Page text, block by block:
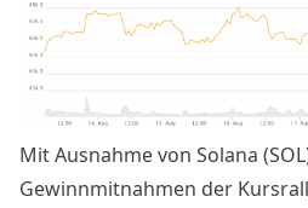
Mit Ausnahme von Solana
Gewinnmitnahmen der